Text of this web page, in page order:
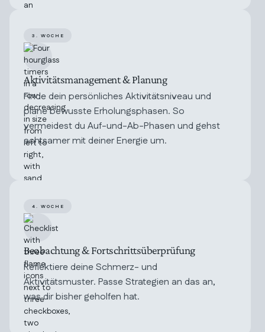
3. WOCHE
Aktivitätsmanagement & Planung
Finde dein persönliches Aktivitätsniveau und
plane bewusste Erholungsphasen. So
vermeidest du Auf-und-Ab-Phasen und gehst
achtsamer mit deiner Energie um.
4. WOCHE
Beobachtung & Fortschrittsüberprüfung
Reflektiere deine Schmerz- und
Aktivitätsmuster. Passe Strategien an das an,
was dir bisher geholfen hat.